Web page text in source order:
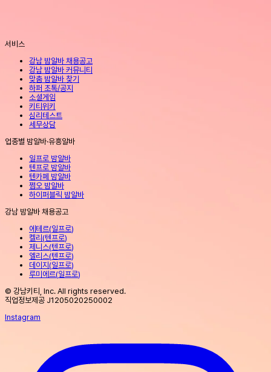
서비스
강남 밤알바 채용공고
강남 밤알바 커뮤니티
맞춤 밤알바 찾기
하퍼 초톡/공지
소셜게임
키티위키
심리테스트
세무상담
업종별 밤알바·유흥알바
일프로 밤알바
텐프로 밤알바
텐카페 밤알바
쩜오 밤알바
하이퍼블릭 밤알바
강남 밤알바 채용공고
에테르(일프로)
켈리(텐프로)
제니스(텐프로)
엘리스(텐프로)
데이지(일프로)
루미에르(일프로)
© 강남키티, Inc. All rights reserved.
직업정보제공 J1205020250002
Instagram